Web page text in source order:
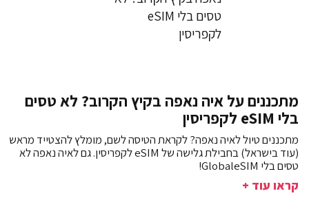
מתכננים על איה נאפה בקיץ הקרוב? לא טסים
בלי eSIM לקפריסין
מתכננים טיול לאיה נאפה? לקראת הטיסה לשם, מומלץ להצטייד מראש
(עוד בישראל) בחבילת גלישה של eSIM לקפריסין. גם לאיה נאפה לא
טסים בלי GlobaleSIM!
קראו עוד +